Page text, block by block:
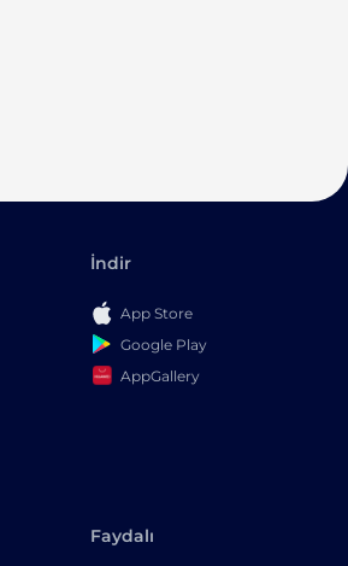
İndir
App Store
Google Play
AppGallery
Faydalı